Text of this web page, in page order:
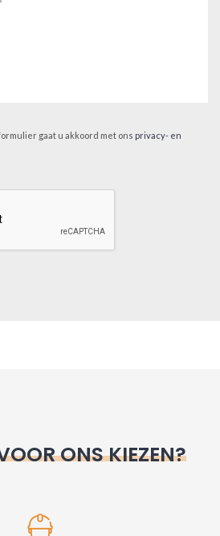
gaat u akkoord met ons privacy- en
ONS KIEZEN?